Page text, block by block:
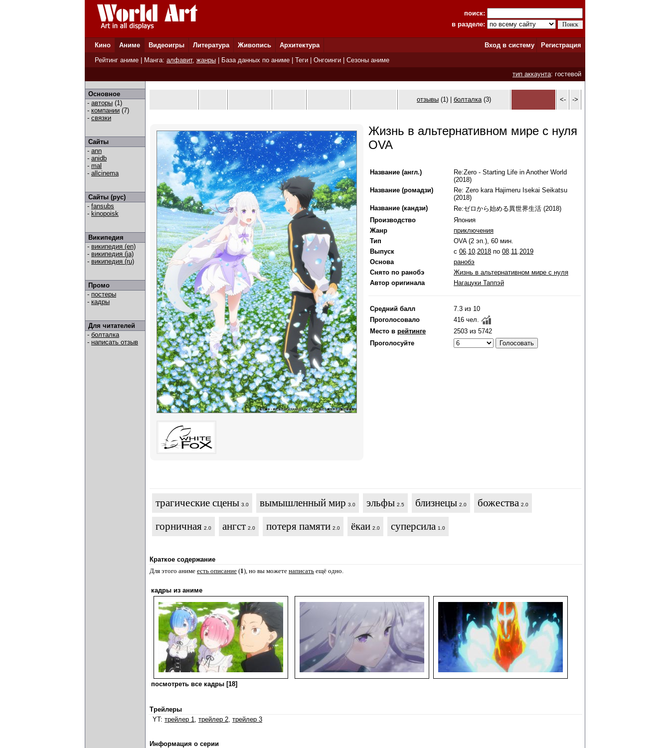
поиск:
в разделе:
Кино Аниме Видеоигры Литература Живопись Архитектура Вход в систему
Регистрация
Рейтинг аниме | Манга: алфавит, жанры База данных по аниме Теги Онгоинги
Сезоны аниме
тип аккаунта: гостевой
Основное
- авторы (1)
- компании (7)
- связки
Сайты
- ann
- anidb
- mal
- allcinema
Сайты (рус)
- fansubs
- kinopoisk
Википедия
- википедия (en)
- википедия (ja)
- википедия (ru)
Промо
- постеры
- кадры
Для читателей
- болталка
- написать отзыв
отзывы (1) | болталка(3) <- ->
Жизнь в альтернативном мире с нуля
OVA
Название (англ.)
Re:Zero - Starting Life in Another World
(2018)
Название (ромадзи)
Re: Zero kara Hajimeru Isekai Seikatsu
(2018)
Название (кандзи)
Re:ゼロから始める異世界生活 (2018)
Производство
Япония
Жанр
приключения
Тип
OVA (2 эп.), 60 мин.
Выпуск
c 06.10.2018 по 08.11.2019
Основа
ранобэ
Снято по ранобэ
Жизнь в альтернативном мире с нуля
Автор оригинала
Нагацуки Таппэй
Средний балл
7.3 из 10
Проголосовало
416 чел.
Место в рейтинге
2503 из 5742
Проголосуйте
трагические сцены 3.0 вымышленный мир 3.0 эльфы 2.5 близнецы 2.0 божества 2.0
горничная 2.0 ангст 2.0 потеря памяти 2.0 ёкаи 2.0 суперсила 1.0
Краткое содержание
Для этого аниме есть описание (1), но вы можете написать ещё одно.
кадры из аниме
посмотреть все кадры [18]
Трейлеры
YT: трейлер 1, трейлер 2, трейлер 3
Информация о серии